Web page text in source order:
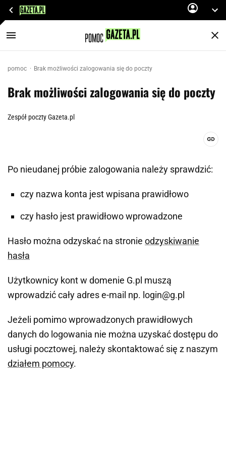
pomoc Brak możliwości zalogowania się do poczty
Brak możliwości zalogowania się do poczty
Zespół poczty Gazeta.pl
Po nieudanej próbie zalogowania należy sprawdzić:
czy nazwa konta jest wpisana prawidłowo
czy hasło jest prawidłowo wprowadzone
Hasło można odzyskać na stronie odzyskiwanie
hasła
Użytkownicy kont w domenie G.pl muszą
wprowadzić cały adres e-mail np. login@g.pl
Jeżeli pomimo wprowadzonych prawidłowych
danych do logowania nie można uzyskać dostępu do
usługi pocztowej, należy skontaktować się z naszym
działem pomocy.